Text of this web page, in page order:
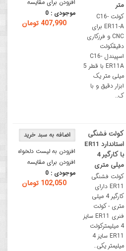
افزودن برای مقایسه
موجودی : 0
407,990 تومان
متر
کولت C16-
ER11-A برای
CNC و فرزکاری
دقیقکولت
اسپیندل C16-
ER11A با قطر 5
میلی متر یک
ابزار دقیق و با
ک..
افزودن به لیست دلخواه
افزودن برای مقایسه
موجودی : 0
102,050 تومان
کولت فشنگی
استاندارد ER11
با کارگیر 4
میلی متری
کولت فشنگی
ER11 دارای
کارگیر 4 میلی
متری - کولت
فنری ER11 سایز
4 میلیمترکولت
ER11 سایز 4
میلیمتر یکی..